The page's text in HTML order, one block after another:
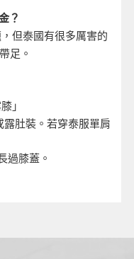
？
但泰國有很多厲害的
足。
」
露肚裝。若穿泰服單肩
過膝蓋。